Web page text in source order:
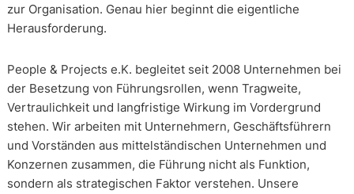
zur Organisation. Genau hier beginnt die eigentliche
Herausforderung.
People & Projects e.K. begleitet seit 2008 Unternehmen bei
der Besetzung von Führungsrollen, wenn Tragweite,
Vertraulichkeit und langfristige Wirkung im Vordergrund
stehen. Wir arbeiten mit Unternehmern, Geschäftsführern
und Vorständen aus mittelständischen Unternehmen und
Konzernen zusammen, die Führung nicht als Funktion,
sondern als strategischen Faktor verstehen. Unsere